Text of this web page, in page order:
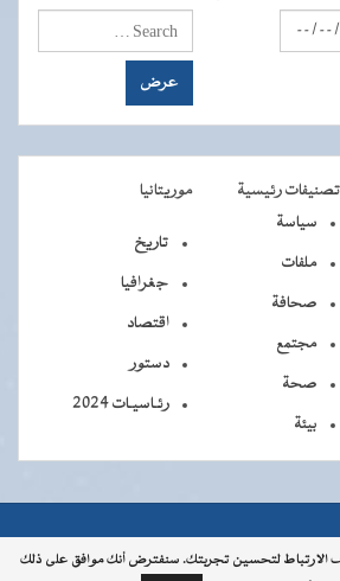
تصنيفات رئيسية
موريتانيا
سياسة
ملفات
صحافة
مجتمع
صحة
بيئة
تاريخ
جغرافيا
اقتصاد
دستور
رئـاسيـات 2024
جميع الحقوق محفوظة © 2026 - الوكالة الموريتانية للأنباء
الارتباط لتحسين تجربتك. سنفترض أنك موافق على ذلك